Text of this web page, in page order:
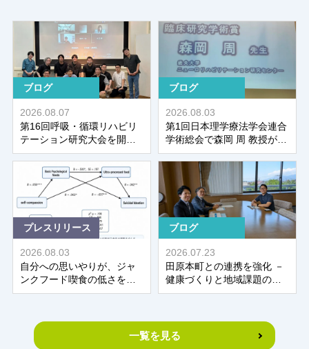
ブログ
2026.08.07
第16回呼吸・循環リハビリ
テーション研究大会を開催
しました！～ 健康科学研究
科 田平研究室
ブログ
2026.08.03
第1回日本理学療法学会連合
学術総会で森岡 周 教授が臨
床研究学術賞を受賞、本学
関係者が各専門領域の主要
企画で活躍！
プレスリリース
2026.08.03
自分への思いやりが、ジャ
ンクフード喫食の低さを介
して 自殺念慮の低さと関連
ブログ
2026.07.23
田原本町との連携を強化 －
健康づくりと地域課題の解
決を推進～健康科学研究
ンター
一覧を見る